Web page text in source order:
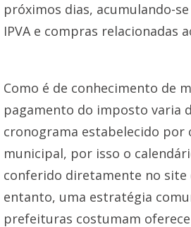
próximos dias, acumulando-
IPVA e compras relacionadas
Como é de conhecimento de
pagamento do imposto varia
cronograma estabelecido por
municipal, por isso o
conferido diretamente no site
entanto, uma estratégia
prefeituras costumam